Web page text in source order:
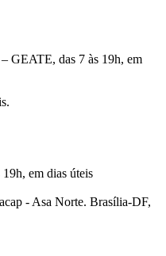
GEATE, das 7 às 19h, em
em dias úteis
- Asa Norte. Brasília-DF,